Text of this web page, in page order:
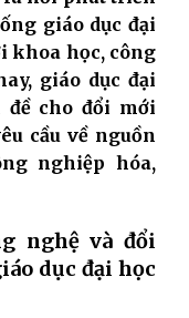
giáo dục đại
khoa học, công
giáo dục đại
cho đổi mới
cầu về nguồn
nghiệp hóa,
nghệ và đổi
dục đại học